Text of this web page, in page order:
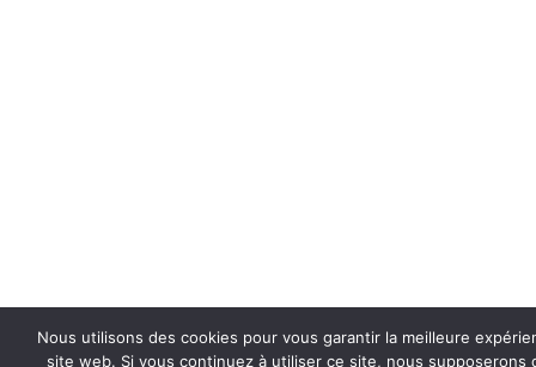
Nous utilisons des cookies pour vous garantir la meilleure
site web. Si vous continuez à utiliser ce site, nous supposerons